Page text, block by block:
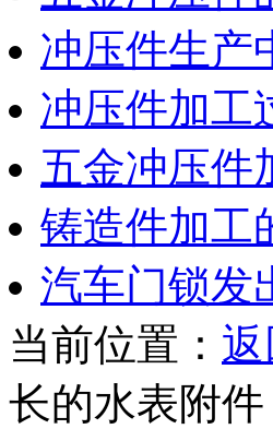
冲压件生产
冲压件加工
五金冲压件
铸造件加工
汽车门锁发
当前位置：
长的水表附件